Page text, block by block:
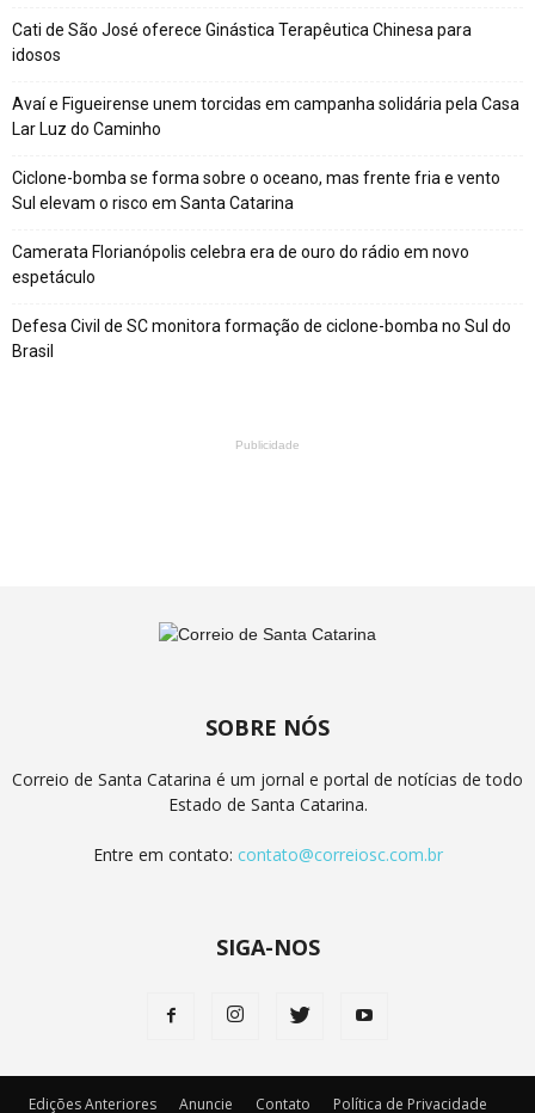
Cati de São José oferece Ginástica Terapêutica Chinesa para
idosos
Avaí e Figueirense unem torcidas em campanha solidária pela Casa
Lar Luz do Caminho
Ciclone-bomba se forma sobre o oceano, mas frente fria e vento
Sul elevam o risco em Santa Catarina
Camerata Florianópolis celebra era de ouro do rádio em novo
espetáculo
Defesa Civil de SC monitora formação de ciclone-bomba no Sul do
Brasil
Publicidade
SOBRE NÓS
Correio de Santa Catarina é um jornal e portal de notícias de todo
Estado de Santa Catarina.
Entre em contato: contato@correiosc.com.br
SIGA-NOS
Edições Anteriores Anuncie Contato Política de Privacidade